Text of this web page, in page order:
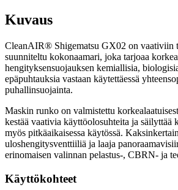
Kuvaus
CleanAIR® Shigematsu GX02 on vaativiin
suunniteltu kokonaamari, joka tarjoaa
hengityksensuojauksen kemiallisia,
epäpuhtauksia vastaan käytettäessä
puhallinsuojainta.
Maskin runko on valmistettu
kestää vaativia käyttöolosuhteita ja säilyttää
myös pitkäaikaisessa käytössä.
uloshengitysventtiiliä ja laaja
erinomaisen valinnan pelastus-, CBRN- ja
Käyttökohteet